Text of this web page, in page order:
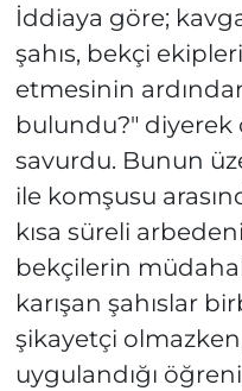
İddiaya göre;
şahıs, bekçi
etmesinin
bulundu?"
savurdu. Bunun
ile komşusu
kısa süreli
bekçilerin
karışan şahıslar
şikayetçi
uygulandığı